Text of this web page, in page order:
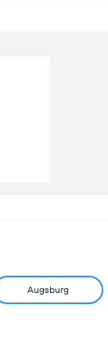
Augsburg